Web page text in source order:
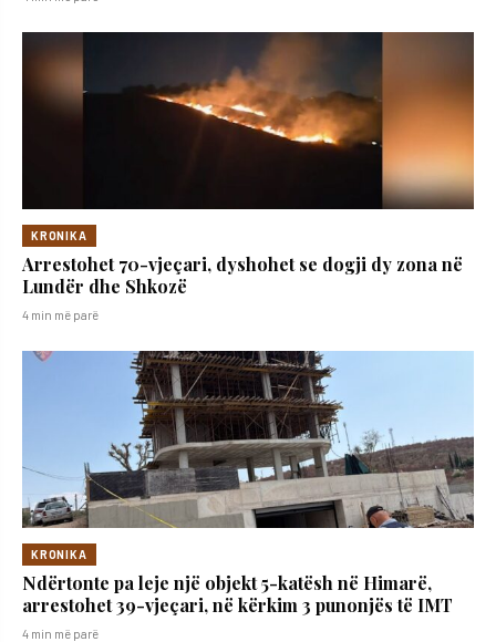
KRONIKA
Arrestohet 70-vjeçari, dyshohet se dogji dy zona në
Lundër dhe Shkozë
4 min më parë
KRONIKA
Ndërtonte pa leje një objekt 5-katësh në Himarë,
arrestohet 39-vjeçari, në kërkim 3 punonjës të IMT
4 min më parë